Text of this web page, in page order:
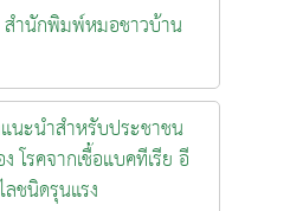
สำนักพิมพ์หมอชาวบ้าน
นะนำสำหรับประชาชน
ง โรคจากเชื้อแบคทีเรีย อี
ลชนิดรุนแรง